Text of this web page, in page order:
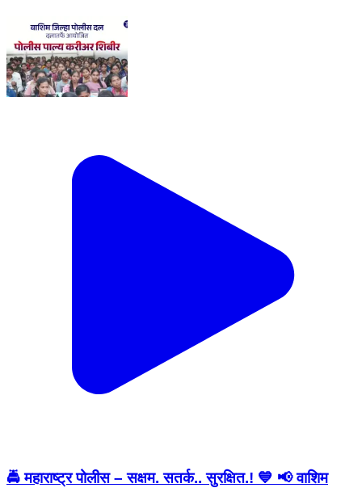
🚔 महाराष्ट्र पोलीस – सक्षम. सतर्क.. सुरक्षित.! 💙 📢 वाशिम